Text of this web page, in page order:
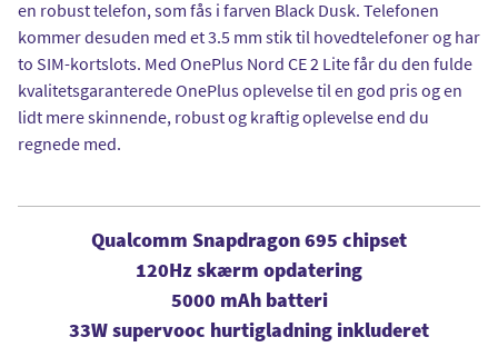
en robust telefon, som fås i farven Black Dusk. Telefonen
kommer desuden med et 3.5 mm stik til hovedtelefoner og har
to SIM-kortslots. Med OnePlus Nord CE 2 Lite får du den fulde
kvalitetsgaranterede OnePlus oplevelse til en god pris og en
lidt mere skinnende, robust og kraftig oplevelse end du
regnede med.
Qualcomm Snapdragon 695 chipset
120Hz skærm opdatering
5000 mAh batteri
33W supervooc hurtigladning inkluderet